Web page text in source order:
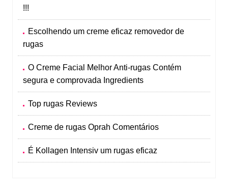
!!!
Escolhendo um creme eficaz removedor de
rugas
O Creme Facial Melhor Anti-rugas Contém
segura e comprovada Ingredients
Top rugas Reviews
Creme de rugas Oprah Comentários
É Kollagen Intensiv um rugas eficaz